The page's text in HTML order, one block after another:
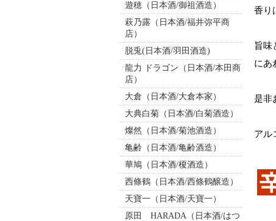
遊穂（日本酒/御祖酒造）
萩乃露（日本酒/福井弥平商
店）
脱兎(日本酒/羽田酒造)
龍力 ドラゴン（日本酒/本田商
店）
大倉（日本酒/大倉本家）
大典白菊（日本酒/白菊酒造）
燦然（日本酒/菊池酒造）
亀齢（日本酒/亀齢酒造）
華鳩（日本酒/榎酒造）
西條鶴（日本酒/西條鶴醸造）
天寶一（日本酒/天寶一）
原田 HARADA（日本酒/はつ
香り
旨味
にあ
是非
アル